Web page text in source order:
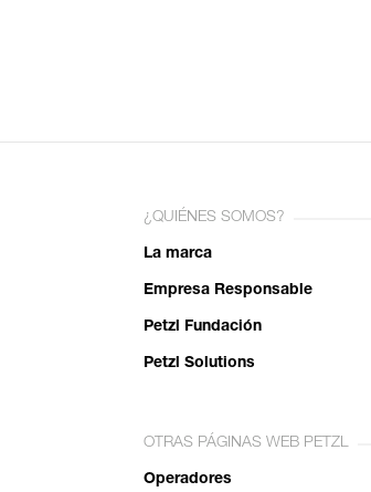
¿QUIÉNES SOMOS?
La marca
Empresa Responsable
Petzl Fundación
Petzl Solutions
OTRAS PÁGINAS WEB PETZL
Operadores